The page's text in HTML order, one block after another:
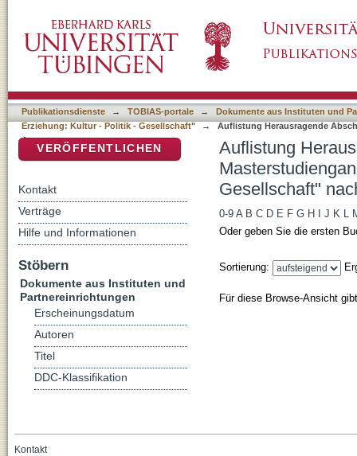
Kultur - Politik - Gesellschaft" nach Autor
Publikationsdienste → TOBIAS-portale →
Dokumente aus Instituten und
Erziehung: Kultur - Politik - Gesellschaft"
→
Auflistung Herausragende
Autor
Auflistung
Gesellschaft"
0-9 A B C D E F G H J K L
Oder geben Sie die ersten
Sortierung:
Für diese Browse-Ansicht
VERÖFFENTLICHEN
Kontakt
Verträge
Hilfe und Informationen
Stöbern
Dokumente aus Instituten und
Partnereinrichtungen
Erscheinungsdatum
Autoren
Titel
DDC-Klassifikation
Kontakt